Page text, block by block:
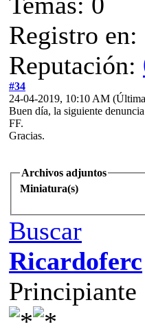
Registro
Reputación:
#34
24-04-2019, 10:10 AM
Buen día, la siguiente
FF.
Gracias.
Archivos adjuntos
Miniatura(s)
Buscar
Ricardoferc
Principiante